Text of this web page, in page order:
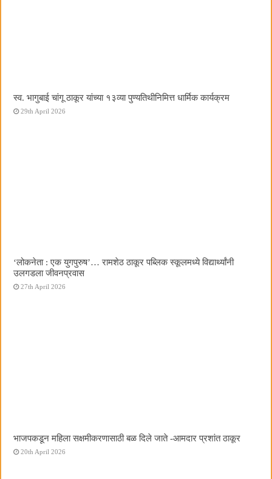
स्व. भागुबाई चांगू ठाकूर यांच्या १३व्या पुण्यतिथीनिमित्त धार्मिक कार्यक्रम
29th April 2026
‌‘लोकनेता : एक युगपुरुष‌’… रामशेठ ठाकूर पब्लिक स्कूलमध्ये विद्यार्थ्यांनी
उलगडला जीवनप्रवास
27th April 2026
भाजपकडून महिला सक्षमीकरणासाठी बळ दिले जाते -आमदार प्रशांत ठाकूर
20th April 2026